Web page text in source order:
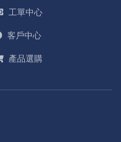
工單中心
客戶中心
產品選購